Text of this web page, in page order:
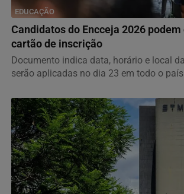
EDUCAÇÃO
Candidatos do Encceja 2026
cartão de inscrição
Documento indica data, horário e local
serão aplicadas no dia 23 em todo o